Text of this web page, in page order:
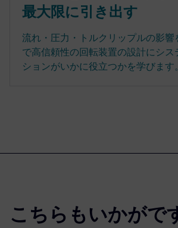
最大限に引き出す
流れ・圧力・トルクリップルの影響
で高信頼性の回転装置の設計にシス
ションがいかに役立つかを学びます。
こちらもいかがで